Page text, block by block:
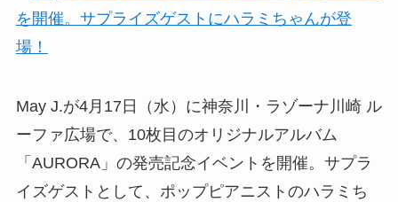
May J.が4月17日（水）に神奈川・ラゾーナ川崎 ル
ーファ広場で、10枚目のオリジナルアルバム
「AURORA」の発売記念イベントを開催。サプラ
イズゲストとして、ポップピアニストのハラミち